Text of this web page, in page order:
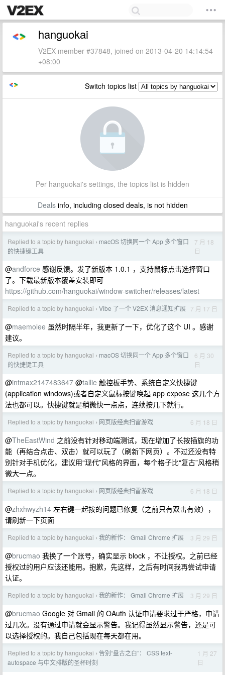
hanguokai
V2EX member #37848, joined on 2013-04-20 14:14:54
+08:00
Switch topics list
Per hanguokai's settings, the topics list is hidden
Dealsinfo, including closed deals, is not hidden
hanguokai's recent replies
Replied to a topic by hanguokai › macOS 切换同一个 App 多个窗口
的快捷键工具
7 月 18
日
@andforce 感谢反馈。发了新版本 1.0.1 ，支持鼠标点击选择窗口
了。下载最新版本覆盖安装即可
https://github.com/hanguokai/window-switcher/releases/latest
Replied to a topic by hanguokai › Vibe 了一个 V2EX 消息通知扩展 7 月 17 日
@maemolee 虽然时隔半年，我更新了一下，优化了这个 UI 。感谢
建议。
Replied to a topic by hanguokai › macOS 切换同一个 App 多个窗口
的快捷键工具
6 月 30
日
@intmax2147483647 @tallie 触控板手势、系统自定义快捷键
(application windows)或者自定义鼠标按键唤起 app expose 这几个方
法也都可以。快捷键就是稍微快一点点，连续按几下就行。
Replied to a topic by hanguokai › 网页版经典扫雷游戏 6 月 18 日
@TheEastWind 之前没有针对移动端测试，现在增加了长按插旗的功
能（再结合点击、双击）就可以玩了（刷新下网页）。不过还没有特
别针对手机优化，建议用“现代”风格的界面，每个格子比“复古”风格稍
微大一点。
Replied to a topic by hanguokai › 网页版经典扫雷游戏 6 月 18 日
@zhxhwyzh14 左右键一起按的问题已修复（之前只有双击有效），
请刷新一下页面
Replied to a topic by hanguokai › 我的新作： Gmail Chrome 扩展 3 月 29 日
@brucmao 我换了一个账号，确实显示 block ，不让授权。之前已经
授权过的用户应该还能用。抱歉，先这样，之后有时间我再尝试申请
认证。
Replied to a topic by hanguokai › 我的新作： Gmail Chrome 扩展 3 月 29 日
@brucmao Google 对 Gmail 的 OAuth 认证申请要求过于严格，申请
过几次。没有通过申请就会显示警告。我记得虽然显示警告，还是可
以选择授权的。我自己包括现在每天都在用。
Replied to a topic by hanguokai › 告别“盘古之白”： CSS text-
autospace 与中文排版的圣杯时刻
1 月 27
日